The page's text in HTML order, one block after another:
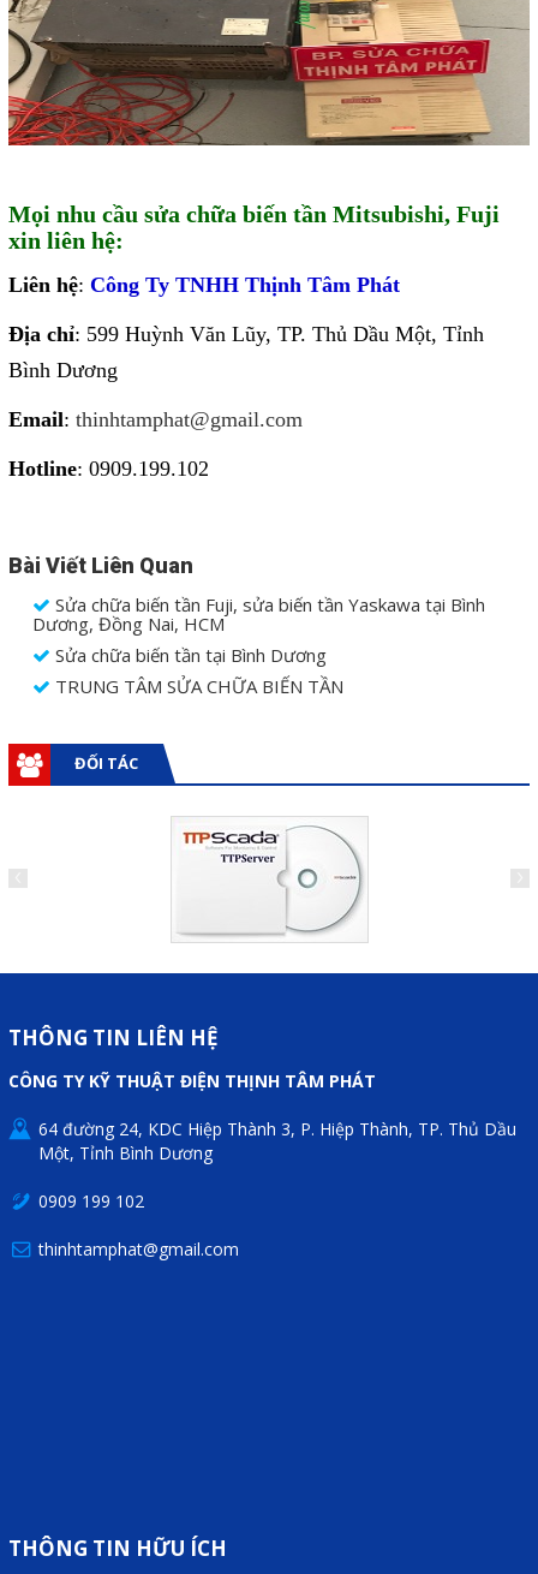
Mọi nhu cầu sửa chữa biến tần Mitsubishi, Fuji
xin liên hệ:
Liên hệ: Công Ty TNHH Thịnh Tâm Phát
Địa chỉ: 599 Huỳnh Văn Lũy, TP. Thủ Dầu Một, Tỉnh
Bình Dương
Email: thinhtamphat@gmail.com
Hotline: 0909.199.102
Bài Viết Liên Quan
Sửa chữa biến tần Fuji, sửa biến tần Yaskawa tại Bình
Dương, Đồng Nai, HCM
Sửa chữa biến tần tại Bình Dương
TRUNG TÂM SỬA CHỮA BIẾN TẦN
ĐỐI TÁC
THÔNG TIN LIÊN HỆ
CÔNG TY KỸ THUẬT ĐIỆN THỊNH TÂM PHÁT
64 đường 24, KDC Hiệp Thành 3, P. Hiệp Thành, TP. Thủ Dầu
Một, Tỉnh Bình Dương
0909 199 102
thinhtamphat@gmail.com
THÔNG TIN HỮU ÍCH